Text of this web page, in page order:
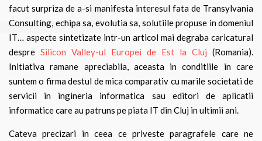
facut surpriza de a-si manifesta interesul fata de Transylvania
Consulting, echipa sa, evolutia sa, solutiile propuse in domeniul
IT… aspecte sintetizate intr-un articol mai degraba caricatural
despre Silicon Valley-ul Europei de Est la Cluj (Romania).
Initiativa ramane apreciabila, aceasta in conditiile in care
suntem o firma destul de mica comparativ cu marile societati de
servicii in ingineria informatica sau editori de aplicatii
informatice care au patruns pe piata IT din Cluj in ultimii ani.
Cateva precizari in ceea ce priveste paragrafele care ne